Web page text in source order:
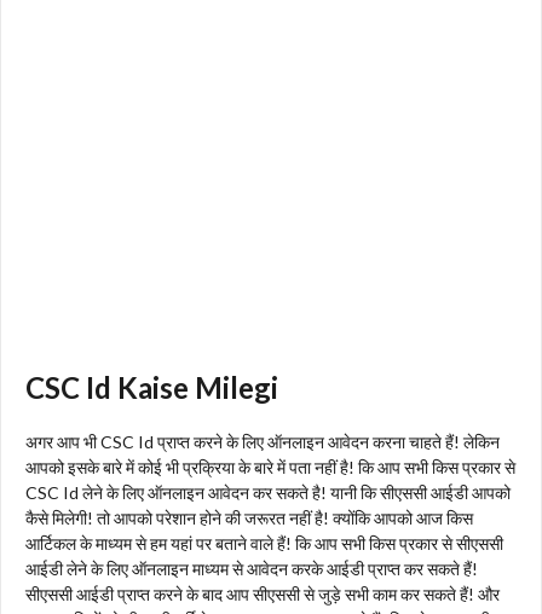
CSC Id Kaise Milegi
अगर आप भी CSC Id प्राप्त करने के लिए ऑनलाइन आवेदन करना चाहते हैं! लेकिन
आपको इसके बारे में कोई भी प्रक्रिया के बारे में पता नहीं है! कि आप सभी किस प्रकार से
CSC Id लेने के लिए ऑनलाइन आवेदन कर सकते है! यानी कि सीएससी आईडी आपको
कैसे मिलेगी! तो आपको परेशान होने की जरूरत नहीं है! क्योंकि आपको आज किस
आर्टिकल के माध्यम से हम यहां पर बताने वाले हैं! कि आप सभी किस प्रकार से सीएससी
आईडी लेने के लिए ऑनलाइन माध्यम से आवेदन करके आईडी प्राप्त कर सकते हैं!
सीएससी आईडी प्राप्त करने के बाद आप सीएससी से जुड़े सभी काम कर सकते हैं! और